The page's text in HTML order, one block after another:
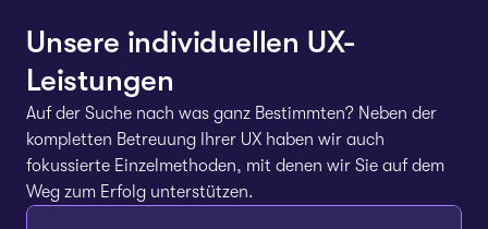
Unsere individuellen UX-
Leistungen
Auf der Suche nach was ganz Bestimmten? Neben der
kompletten Betreuung Ihrer UX haben wir auch
fokussierte Einzelmethoden, mit denen wir Sie auf dem
Weg zum Erfolg unterstützen.